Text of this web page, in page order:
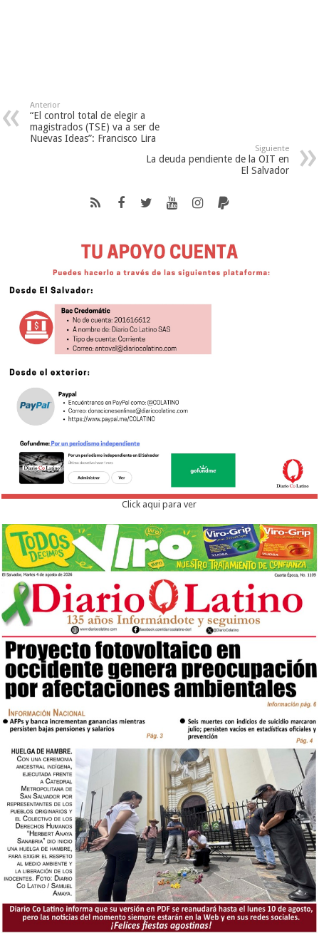
Anterior
“El control total de elegir a
magistrados (TSE) va a ser de
Nuevas Ideas”: Francisco Lira
Siguiente
La deuda pendiente de la OIT en
El Salvador
Click aqui para ver